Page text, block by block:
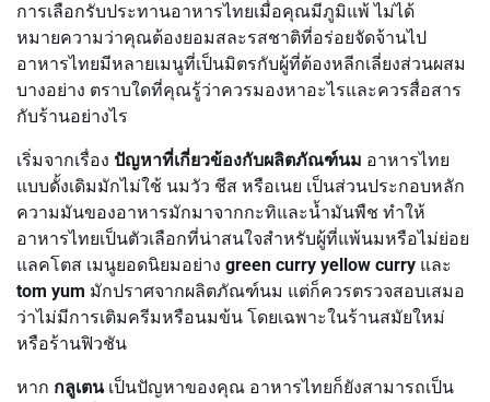
การเลือกรับประทานอาหารไทยเมื่อคุณมีภูมิแพ้ ไม่ได้
หมายความว่าคุณต้องยอมสละรสชาติที่อร่อยจัดจ้านไป
อาหารไทยมีหลายเมนูที่เป็นมิตรกับผู้ที่ต้องหลีกเลี่ยงส่วนผสม
บางอย่าง ตราบใดที่คุณรู้ว่าควรมองหาอะไรและควรสื่อสาร
กับร้านอย่างไร
เริ่มจากเรื่อง ปัญหาที่เกี่ยวข้องกับผลิตภัณฑ์นม อาหารไทย
แบบดั้งเดิมมักไม่ใช้ นมวัว ชีส หรือเนย เป็นส่วนประกอบหลัก
ความมันของอาหารมักมาจากกะทิและน้ำมันพืช ทำให้
อาหารไทยเป็นตัวเลือกที่น่าสนใจสำหรับผู้ที่แพ้นมหรือไม่ย่อย
แลคโตส เมนูยอดนิยมอย่าง green curry yellow curry และ
tom yum มักปราศจากผลิตภัณฑ์นม แต่ก็ควรตรวจสอบเสมอ
ว่าไม่มีการเติมครีมหรือนมข้น โดยเฉพาะในร้านสมัยใหม่
หรือร้านฟิวชัน
หาก กลูเตนเป็นปัญหาของคุณ อาหารไทยก็ยังสามารถเป็น